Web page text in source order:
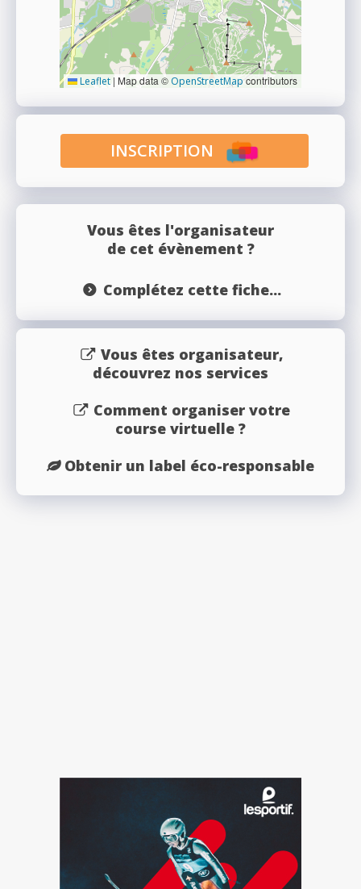
Leaflet | Map data © OpenStreetMap contributors
INSCRIPTION
Vous êtes l'organisateur
de cet évènement ?
Complétez cette fiche...
Vous êtes organisateur,
découvrez nos services
Comment organiser votre
course virtuelle ?
Obtenir un label éco-responsable